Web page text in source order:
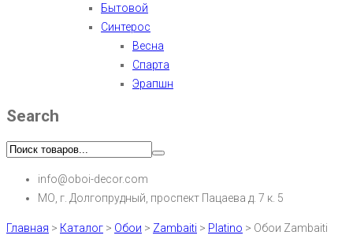
Бытовой
Синтерос
Весна
Спарта
Эрапшн
Search
info@oboi-decor.com
МО, г. Долгопрудный, проспект Пацаева д. 7 к. 5
Главная > Каталог > Обои > Zambaiti > Platino > Обои Zambaiti